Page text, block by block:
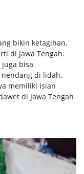
bikin ketagihan.
di Jawa Tengah.
juga bisa
di lidah.
memiliki isian
di Jawa Tengah